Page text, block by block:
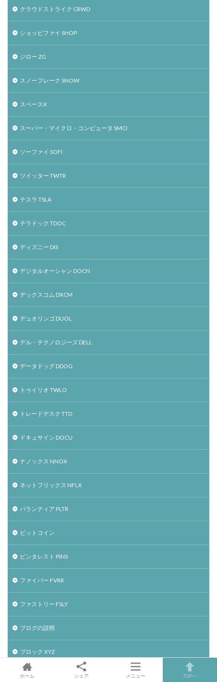
クラウドストライク CRWD
ショッピファイ SHOP
ジロー ZG
スノーフレーク SNOW
スペースX
スーパー・マイクロ・コンピュータ SMCI
ソーファイ SOFI
ツイッター TWTR
テスラ TSLA
テラドック TDOC
ディズニー DIS
デジタルオーシャン DOCN
デックスコム DXCM
デュオリンゴ DUOL
デル・テクノロジーズ DELL
データドッグ DDOG
トゥイリオ TWLO
トレードデスク TTD
ドキュサイン DOCU
ナノックス NNOX
ネットフリックス NFLX
パランティア PLTR
ビットコイン
ピンタレスト PINS
ファイバー FVRR
ファストリー FSLY
ブログの説明
ブロック XYZ
ブロードコム AVGO
ホーム シェア メニュー TOPへ